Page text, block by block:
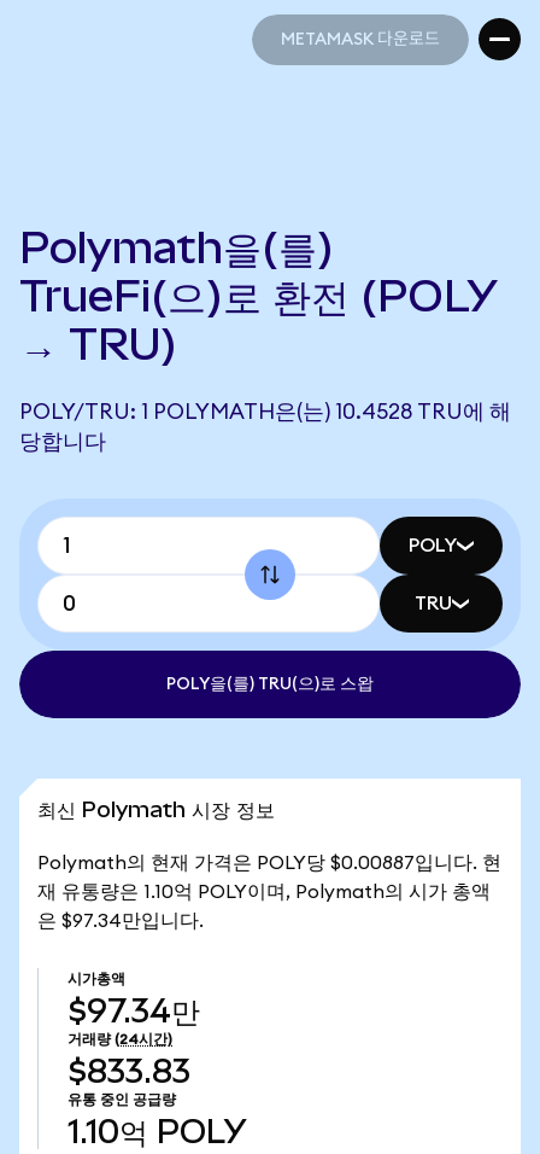
METAMASK 다운로드
Polymath을(를)
TrueFi(으)로 환전 (POLY
→ TRU)
POLY/TRU: 1 POLYMATH은(는) 10.4528 TRU에 해
당합니다
POLY
TRU
POLY을(를) TRU(으)로 스왑
최신 Polymath 시장 정보
Polymath의 현재 가격은 POLY당 $0.00887입니다. 현
재 유통량은 1.10억 POLY이며, Polymath의 시가 총액
은 $97.34만입니다.
시가총액
$97.34만
거래량 (24시간)
$833.83
유통 중인 공급량
1.10억 POLY